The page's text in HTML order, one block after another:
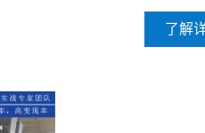
了解